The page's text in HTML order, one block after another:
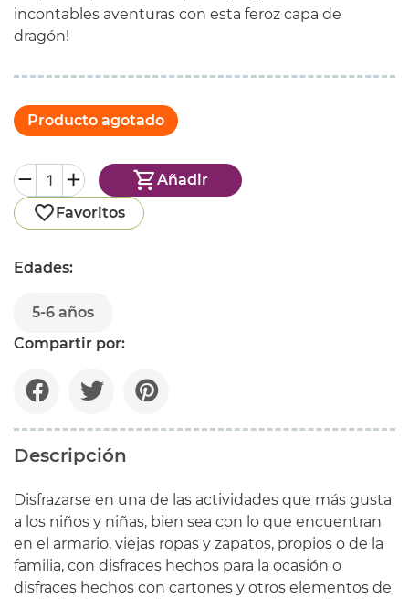
incontables aventuras con esta feroz capa de
dragón!
Producto agotado
Añadir
Favoritos
Edades:
5-6 años
Compartir por:
Descripción
Disfrazarse en una de las actividades que más gusta
a los niños y niñas, bien sea con lo que encuentran
en el armario, viejas ropas y zapatos, propios o de la
familia, con disfraces hechos para la ocasión o
disfraces hechos con cartones y otros elementos de